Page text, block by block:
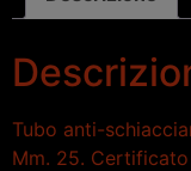
Tubo anti-
Mm. 25.